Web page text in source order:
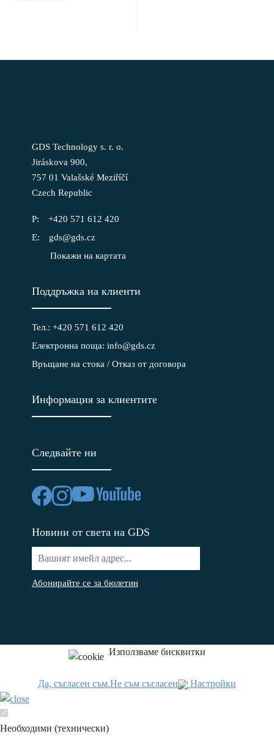
GDS Technology s. r. o.
Jiráskova 900,
757 01 Valašské Meziříčí
Czech Republic
+420 571 612 420
gds@gds.cz
Покажи на картата
Поддръжка на клиенти
Тел.: +420 571 612 420
Електронна поща: info@gds.cz
Връщане на стока / Отказ от договора
Информация за клиентите
Следвайте ни
Новини от света на GDS
Абонирайте се за бюлетин
Използваме бисквитки
Да, съгласен съм.Не съм съгласен Настройки
Необходими (технически)